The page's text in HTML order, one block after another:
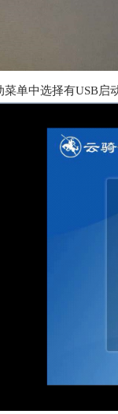
单中选择有USB启